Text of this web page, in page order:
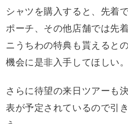
シャツを購入すると、先着
ポーチ、その他店舗では先
ニうちわの特典も貰えると
機会に是非入手してほしい。
さらに待望の来日ツアーも
表が予定されているので引